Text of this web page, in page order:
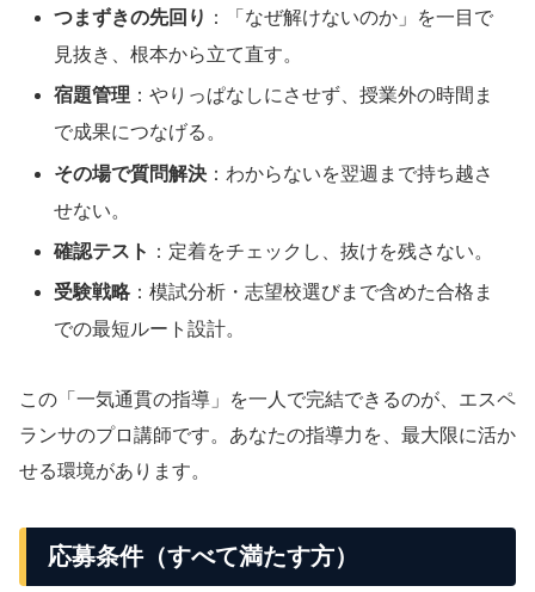
つまずきの先回り ：「なぜ解けないのか」を一目で
見抜き、根本から立て直す。
宿題管理 ：やりっぱなしにさせず、授業外の時間ま
で成果につなげる。
その場で質問解決 ：わからないを翌週まで持ち越さ
せない。
確認テスト ：定着をチェックし、抜けを残さない。
受験戦略：模試分析・志望校選びまで含めた合格ま
での最短ルート設計。
この「一気通貫の指導」を一人で完結できるのが、エスペ
ランサのプロ講師です。あなたの指導力を、最大限に活か
せる環境があります。
応募条件（すべて満たす方）